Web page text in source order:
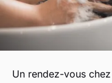
Un rendez-vous